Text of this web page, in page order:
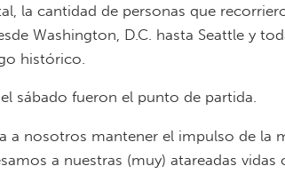
la cantidad de personas que
Washington, D.C. hasta Seattle y
histórico.
sábado fueron el punto de partida.
a nosotros mantener el impulso de la
a nuestras (muy) atareadas vidas